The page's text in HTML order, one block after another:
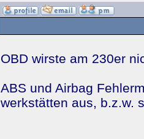
OBD wirste am 230er
ABS und Airbag
werkstätten aus, b.z.w.